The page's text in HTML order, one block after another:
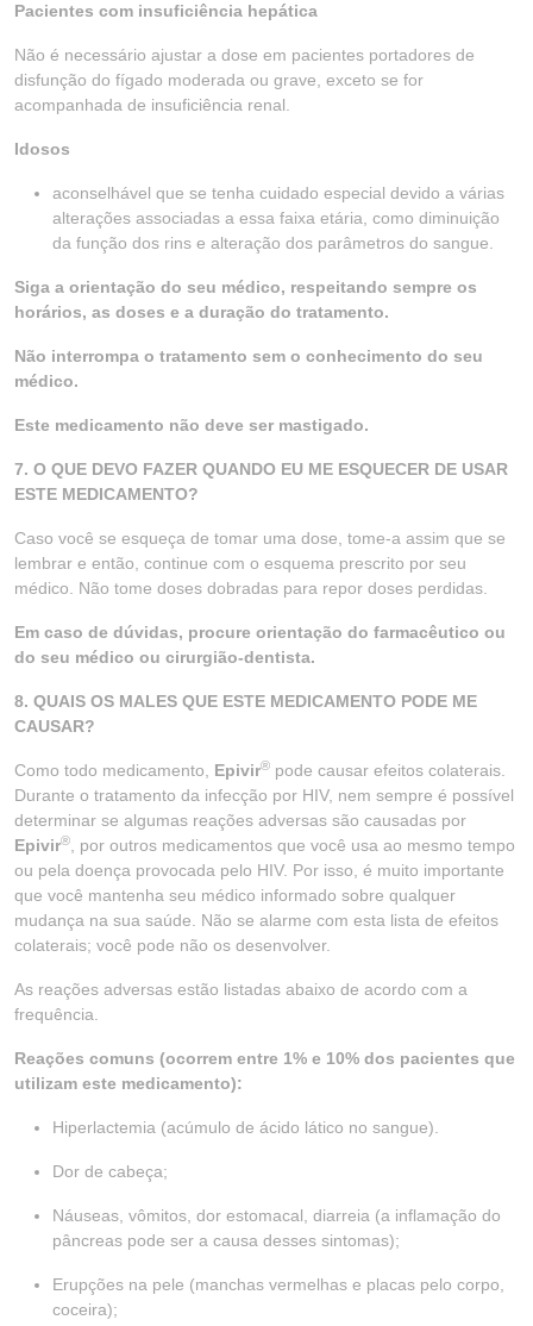
Pacientes com insuficiência hepática
Não é necessário ajustar a dose em pacientes portadores de
disfunção do fígado moderada ou grave, exceto se for
acompanhada de insuficiência renal.
Idosos
aconselhável que se tenha cuidado especial devido a várias
alterações associadas a essa faixa etária, como diminuição
da função dos rins e alteração dos parâmetros do sangue.
Siga a orientação do seu médico, respeitando sempre os
horários, as doses e a duração do tratamento.
Não interrompa o tratamento sem o conhecimento do seu
médico.
Este medicamento não deve ser mastigado.
7. O QUE DEVO FAZER QUANDO EU ME ESQUECER DE USAR
ESTE MEDICAMENTO?
Caso você se esqueça de tomar uma dose, tome-a assim que se
lembrar e então, continue com o esquema prescrito por seu
médico. Não tome doses dobradas para repor doses perdidas.
Em caso de dúvidas, procure orientação do farmacêutico ou
do seu médico ou cirurgião-dentista.
8. QUAIS OS MALES QUE ESTE MEDICAMENTO PODE ME
CAUSAR?
Como todo medicamento, Epivir® pode causar efeitos colaterais.
Durante o tratamento da infecção por HIV, nem sempre é possível
determinar se algumas reações adversas são causadas por
Epivir®
, por outros medicamentos que você usa ao mesmo tempo
ou pela doença provocada pelo HIV. Por isso, é muito importante
que você mantenha seu médico informado sobre qualquer
mudança na sua saúde. Não se alarme com esta lista de efeitos
colaterais; você pode não os desenvolver.
As reações adversas estão listadas abaixo de acordo com a
frequência.
Reações comuns (ocorrem entre 1% e 10% dos pacientes que
utilizam este medicamento):
Hiperlactemia (acúmulo de ácido lático no sangue).
Dor de cabeça;
Náuseas, vômitos, dor estomacal, diarreia (a inflamação do
pâncreas pode ser a causa desses sintomas);
Erupções na pele (manchas vermelhas e placas pelo corpo,
coceira);